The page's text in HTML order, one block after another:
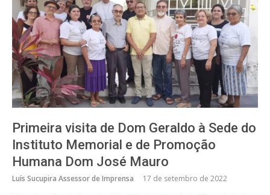
Primeira visita de Dom Geraldo à Sede do
Instituto Memorial e de Promoção
Humana Dom José Mauro
Luís Sucupira Assessor de Imprensa 17 de setembro de 2022